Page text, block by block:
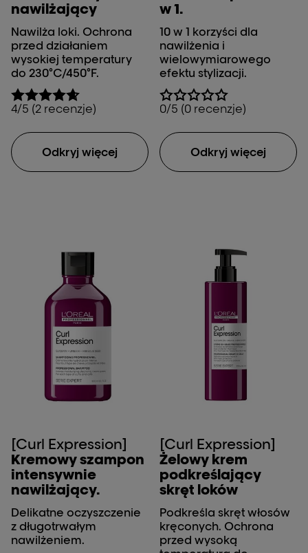
nawilżający
Nawilża loki. Ochrona
przed działaniem
wysokiej temperatury
do 230°C/450°F.
4/5 (2 recenzje)
Odkryj więcej
w 1.
10 w 1 korzyści dla
nawilżenia i
wielowymiarowego
efektu stylizacji.
0/5 (0 recenzje)
Odkryj więcej
[Curl Expression]
Kremowy szampon
intensywnie
nawilżający.
Delikatne oczyszczenie
z długotrwałym
nawilżeniem.
[Curl Expression]
Żelowy krem
podkreślający
skręt loków
Podkreśla skręt włosów
kręconych. Ochrona
przed wysoką